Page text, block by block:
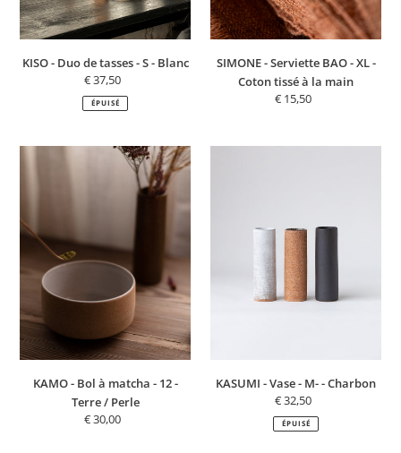
KISO - Duo de tasses - S - Blanc
Prix
normal
€ 37,50
ÉPUISÉ
à
la
main
SIMONE - Serviette BAO - XL -
Coton tissé à la main
Prix
€ 15,50
KAMO
matcha
-
12
Terre
Perle
KAMO - Bol à matcha - 12 -
Terre / Perle
Prix
€ 30,00
M-
-
Charbon
KASUMI - Vase - M- - Charbon
Prix
normal
€ 32,50
ÉPUISÉ